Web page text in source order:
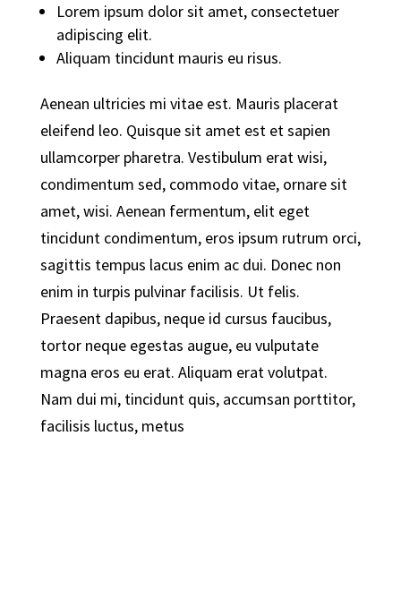
Lorem ipsum dolor sit amet, consectetuer
adipiscing elit.
Aliquam tincidunt mauris eu risus.
Aenean ultricies mi vitae est. Mauris placerat
eleifend leo. Quisque sit amet est et sapien
ullamcorper pharetra. Vestibulum erat wisi,
condimentum sed, commodo vitae, ornare sit
amet, wisi. Aenean fermentum, elit eget
tincidunt condimentum, eros ipsum rutrum orci,
sagittis tempus lacus enim ac dui. Donec non
enim in turpis pulvinar facilisis. Ut felis.
Praesent dapibus, neque id cursus faucibus,
tortor neque egestas augue, eu vulputate
magna eros eu erat. Aliquam erat volutpat.
Nam dui mi, tincidunt quis, accumsan porttitor,
facilisis luctus, metus